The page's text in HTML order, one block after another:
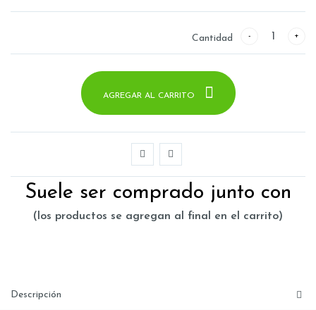
Cantidad
AGREGAR AL CARRITO
Suele ser comprado junto con
(los productos se agregan al final en el carrito)
Descripción